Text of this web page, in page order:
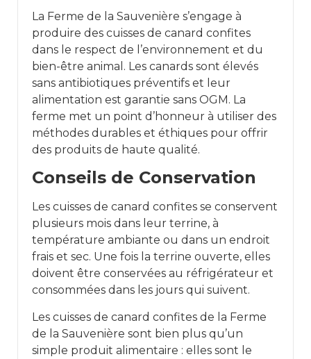
La Ferme de la Sauvenière s’engage à
produire des cuisses de canard confites
dans le respect de l’environnement et du
bien-être animal. Les canards sont élevés
sans antibiotiques préventifs et leur
alimentation est garantie sans OGM. La
ferme met un point d’honneur à utiliser des
méthodes durables et éthiques pour offrir
des produits de haute qualité.
Conseils de Conservation
Les cuisses de canard confites se conservent
plusieurs mois dans leur terrine, à
température ambiante ou dans un endroit
frais et sec. Une fois la terrine ouverte, elles
doivent être conservées au réfrigérateur et
consommées dans les jours qui suivent.
Les cuisses de canard confites de la Ferme
de la Sauvenière sont bien plus qu’un
simple produit alimentaire : elles sont le